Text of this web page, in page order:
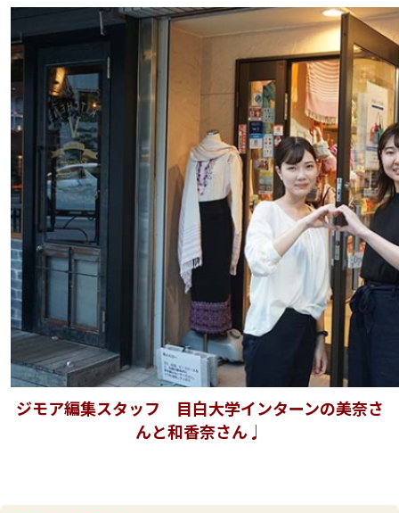
ジモア編集スタッフ 目白大学インターンの美奈さ
んと和香奈さん♩